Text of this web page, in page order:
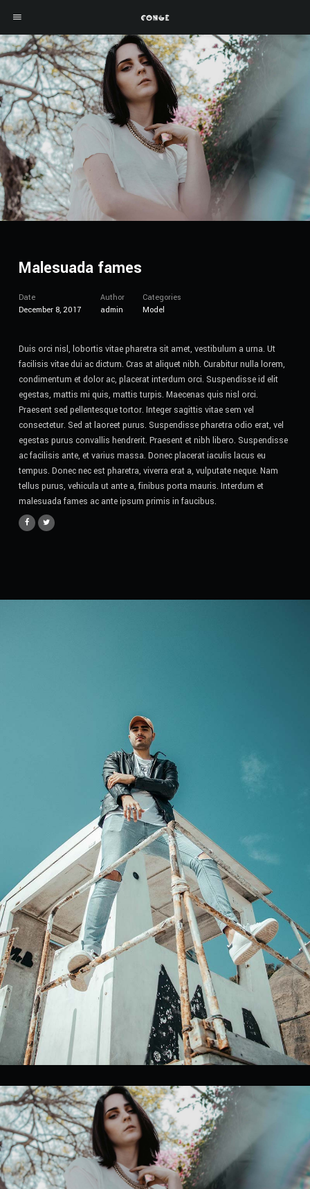
Malesuada fames
Date
December 8, 2017
Author
admin
Categories
Model
Duis orci nisl, lobortis vitae pharetra sit amet, vestibulum a urna. Ut
facilisis vitae dui ac dictum. Cras at aliquet nibh. Curabitur nulla lorem,
condimentum et dolor ac, placerat interdum orci. Suspendisse id elit
egestas, mattis mi quis, mattis turpis. Maecenas quis nisl orci.
Praesent sed pellentesque tortor. Integer sagittis vitae sem vel
consectetur. Sed at laoreet purus. Suspendisse pharetra odio erat, vel
egestas purus convallis hendrerit. Praesent et nibh libero. Suspendisse
ac facilisis ante, et varius massa. Donec placerat iaculis lacus eu
tempus. Donec nec est pharetra, viverra erat a, vulputate neque. Nam
tellus purus, vehicula ut ante a, finibus porta mauris. Interdum et
malesuada fames ac ante ipsum primis in faucibus.